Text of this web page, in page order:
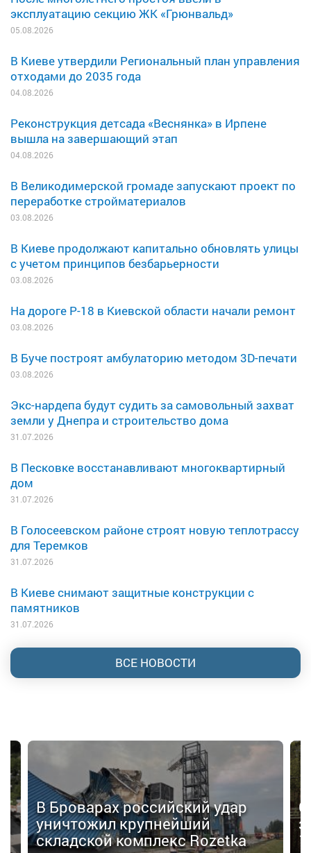
эксплуатацию секцию ЖК «Грюнвальд»
05.08.2026
В Киеве утвердили Региональный план управления
отходами до 2035 года
04.08.2026
Реконструкция детсада «Веснянка» в Ирпене
вышла на завершающий этап
04.08.2026
В Великодимерской громаде запускают проект по
переработке стройматериалов
03.08.2026
В Киеве продолжают капитально обновлять улицы
с учетом принципов безбарьерности
03.08.2026
На дороге Р-18 в Киевской области начали ремонт
03.08.2026
В Буче построят амбулаторию методом 3D-печати
03.08.2026
Экс-нардепа будут судить за самовольный захват
земли у Днепра и строительство дома
31.07.2026
В Песковке восстанавливают многоквартирный
дом
31.07.2026
В Голосеевском районе строят новую теплотрассу
для Теремков
31.07.2026
В Киеве снимают защитные конструкции с
памятников
31.07.2026
ВСЕ НОВОСТИ
В Броварах российский удар
уничтожил крупнейший
складской комплекс Rozetka